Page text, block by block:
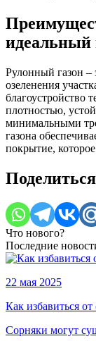
идеальный
Рулонный газон –
озеленения
благоустройство
плотностью,
минимальными
газона
покрытие,
Поделиться
Что нового?
Последние
22 мая 2025
Как избавиться от
Сорняки могут